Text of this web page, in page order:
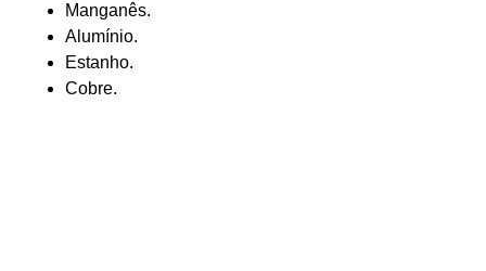
Manganês.
Alumínio.
Estanho.
Cobre.